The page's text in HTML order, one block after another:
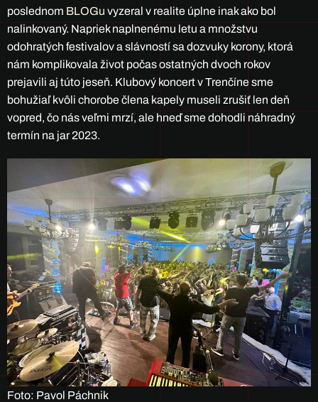
poslednom BLOGu vyzeral v realite úplne inak ako bol
nalinkovaný. Napriek naplnenému letu a množstvu
odohratých festivalov a slávností sa dozvuky korony, ktorá
nám komplikovala život počas ostatných dvoch rokov
prejavili aj túto jeseň. Klubový koncert v Trenčíne sme
bohužiaľ kvôli chorobe člena kapely museli zrušiť len deň
vopred, čo nás veľmi mrzí, ale hneď sme dohodli náhradný
termín na jar 2023.
Foto: Pavol Páchnik